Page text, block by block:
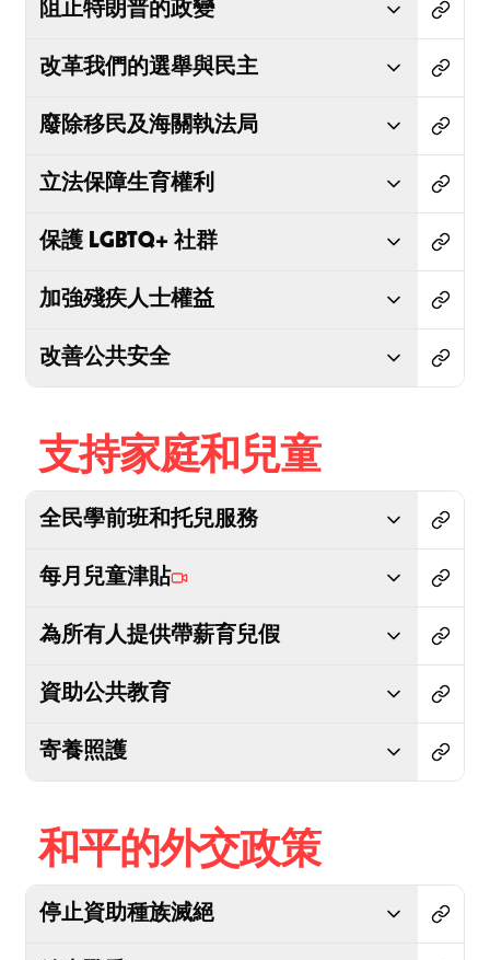
阻止特朗普的政變
改革我們的選舉與民主
廢除移民及海關執法局
立法保障生育權利
保護 LGBTQ+ 社群
加強殘疾人士權益
改善公共安全
支持家庭和兒童
全民學前班和托兒服務
每月兒童津貼
為所有人提供帶薪育兒假
資助公共教育
寄養照護
和平的外交政策
停止資助種族滅絕